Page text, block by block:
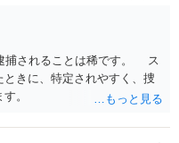
捕されることは稀です。 ス
きに、特定されやすく、捜
。